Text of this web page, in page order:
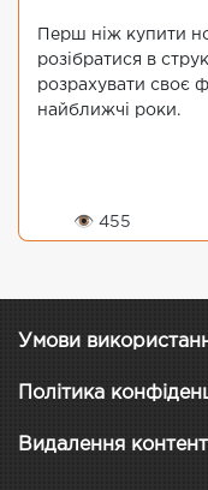
Перш ніж купити
розібратися в
розрахувати своє
найближчі роки.
👁 455
Умови
Політика
Видалення